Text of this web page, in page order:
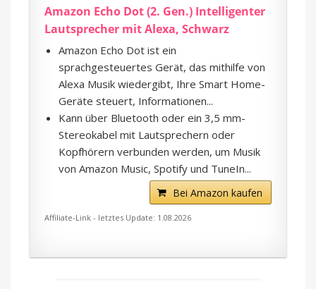
Amazon Echo Dot (2. Gen.) Intelligenter
Lautsprecher mit Alexa, Schwarz
Amazon Echo Dot ist ein
sprachgesteuertes Gerät, das mithilfe von
Alexa Musik wiedergibt, Ihre Smart Home-
Geräte steuert, Informationen...
Kann über Bluetooth oder ein 3,5 mm-
Stereokabel mit Lautsprechern oder
Kopfhörern verbunden werden, um Musik
von Amazon Music, Spotify und TuneIn...
Bei Amazon kaufen
Affiliate-Link - letztes Update: 1.08.2026